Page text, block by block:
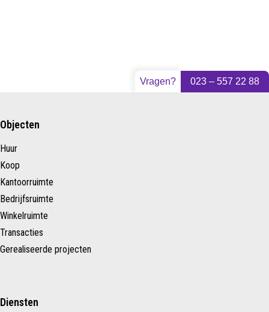
Vragen? 023 – 557 22 88
Objecten
Huur
Koop
Kantoorruimte
Bedrijfsruimte
Winkelruimte
Transacties
Gerealiseerde projecten
Diensten